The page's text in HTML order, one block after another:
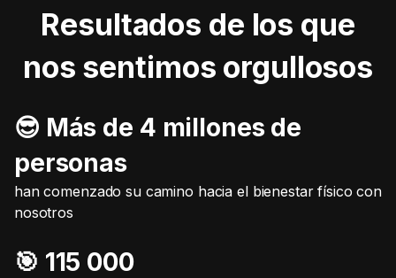
Resultados de los que
nos sentimos orgullosos
😎 Más de 4 millones de
personas
han comenzado su camino hacia el bienestar físico con
nosotros
🎯️ 115 000